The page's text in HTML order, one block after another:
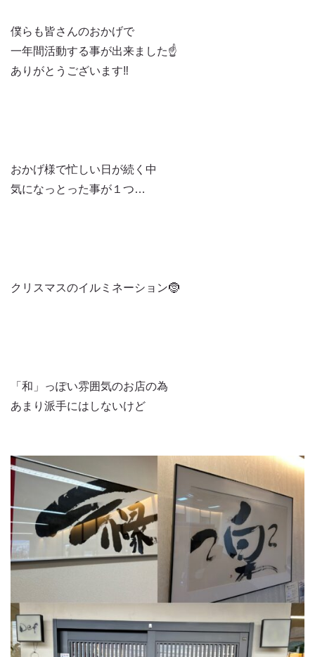
僕らも皆さんのおかげで
一年間活動する事が出来ました☝️
ありがとうございます‼️
おかげ様で忙しい日が続く中
気になっとった事が１つ…
クリスマスのイルミネーション🤶
「和」っぽい雰囲気のお店の為
あまり派手にはしないけど